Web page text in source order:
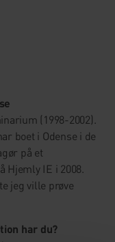
(1998-2002).
boet i Odense i de
på et
Hjemly IE i 2008.
jeg ville prøve
har du?